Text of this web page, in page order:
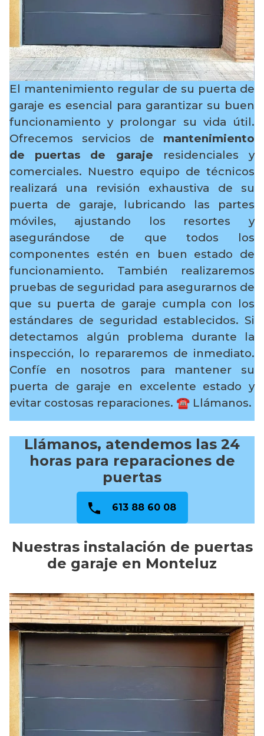
El mantenimiento regular de su puerta de
garaje es esencial para garantizar su buen
funcionamiento y prolongar su vida útil.
Ofrecemos servicios de mantenimiento
de puertas de garaje residenciales y
comerciales. Nuestro equipo de técnicos
realizará una revisión exhaustiva de su
puerta de garaje, lubricando las partes
móviles, ajustando los resortes y
asegurándose de que todos los
componentes estén en buen estado de
funcionamiento. También realizaremos
pruebas de seguridad para asegurarnos de
que su puerta de garaje cumpla con los
estándares de seguridad establecidos. Si
detectamos algún problema durante la
inspección, lo repararemos de inmediato.
Confíe en nosotros para mantener su
puerta de garaje en excelente estado y
evitar costosas reparaciones. ☎️ Llámanos.
Llámanos, atendemos las 24
horas para reparaciones de
puertas
613 88 60 08
Nuestras instalación de puertas
de garaje en Monteluz